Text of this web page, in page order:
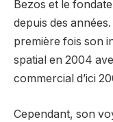
Bezos et le
depuis des
première fois son
spatial en 2004
commercial d’ici
Cependant, son